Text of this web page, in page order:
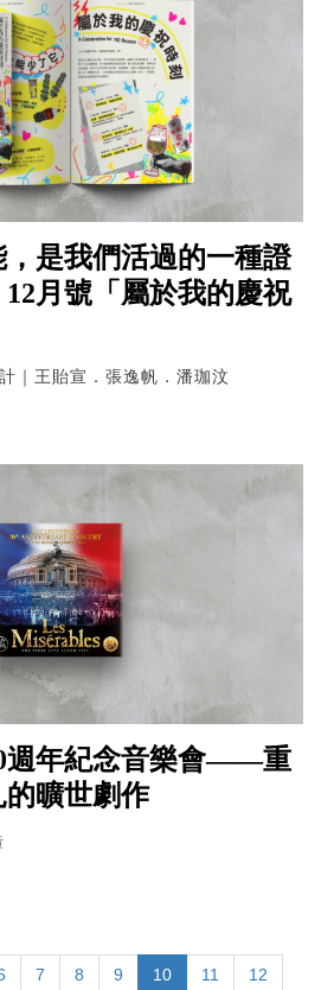
是我們活過的一種證
月號「屬於我的慶祝
｜王貽宣．張逸帆．潘珈汶
週年紀念音樂會——重
曠世劇作
7 8 9 10 11 12